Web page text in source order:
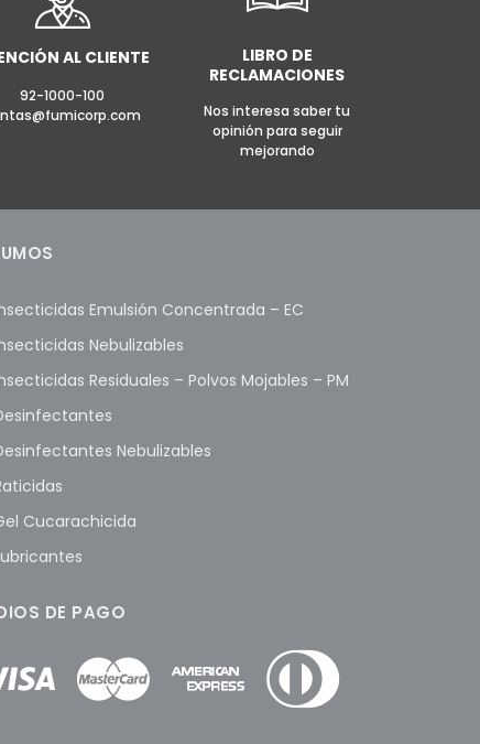
AL CLIENTE
92-1000-100
LIBRO DE
RECLAMACIONES
Nos interesa saber tu
opinión para seguir
mejorando
Emulsión Concentrada – EC
Nebulizables
Residuales – Polvos Mojables – PM
Nebulizables
Cucarachicida
DE PAGO